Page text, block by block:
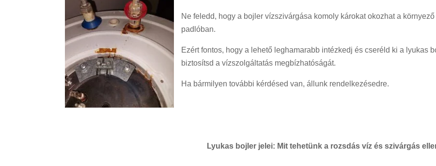
Ne feledd, hogy a bojler vízszivárgása komoly károkat okozhat a
padlóban.
Ezért fontos, hogy a lehető leghamarabb intézkedj és cseréld ki a lyukas
biztosítsd a vízszolgáltatás megbízhatóságát.
Ha bármilyen további kérdésed van, állunk rendelkezésedre.
Lyukas bojler jelei: Mit tehetünk a rozsdás víz és szivárgás